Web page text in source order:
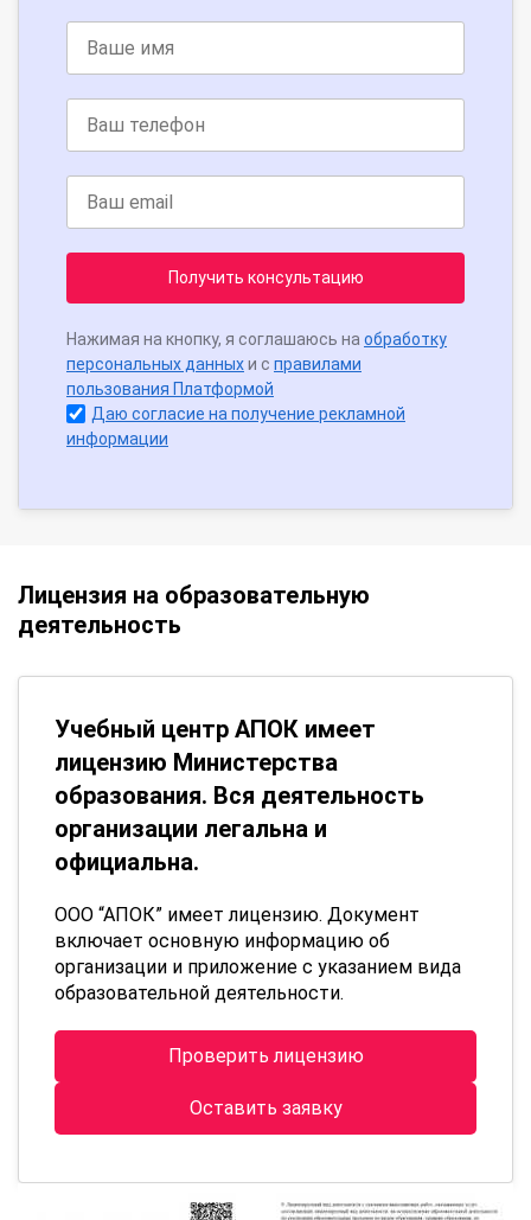
Получить консультацию
Нажимая на кнопку, я соглашаюсь на обработку
персональных данныхи с правилами
пользования Платформой
Даю согласие на получение рекламной
информации
Лицензия на образовательную
деятельность
Учебный центр АПОК имеет
лицензию Министерства
образования. Вся деятельность
организации легальна и
официальна.
ООО “АПОК” имеет лицензию. Документ
включает основную информацию об
организации и приложение с указанием вида
образовательной деятельности.
Проверить лицензию
Оставить заявку